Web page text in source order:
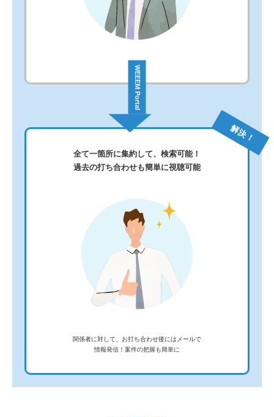
WEEEM Portal
全て一箇所に集約して、検索可能！
過去の打ち合わせも簡単に視聴可能
関係者に対して、お打ち合わせ後にはメールで
情報発信！案件の把握も簡単に
解決！